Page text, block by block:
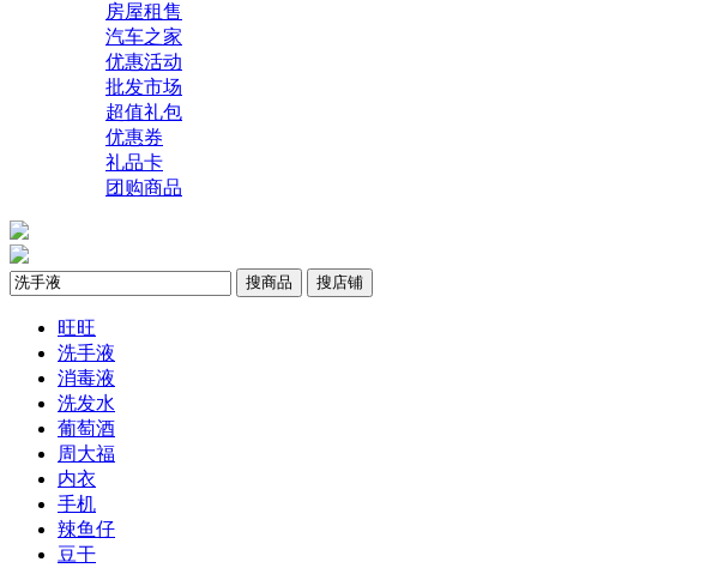
房屋租售
汽车之家
优惠活动
批发市场
超值礼包
优惠券
礼品卡
团购商品
搜商品 搜店铺
旺旺
洗手液
消毒液
洗发水
葡萄酒
周大福
内衣
手机
辣鱼仔
豆干